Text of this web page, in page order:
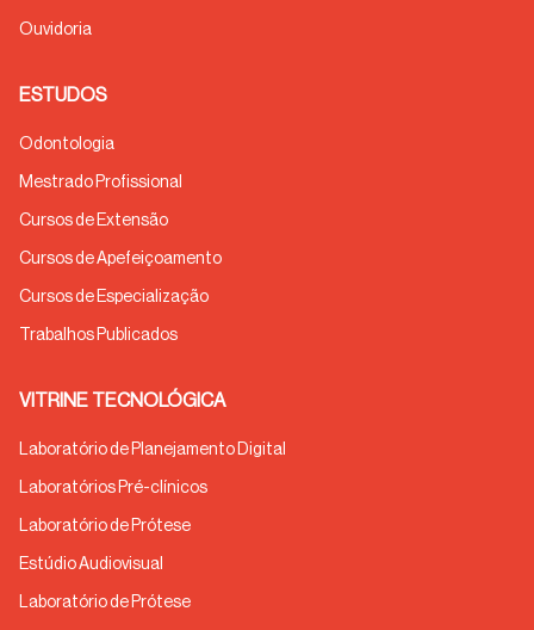
Ouvidoria
ESTUDOS
Odontologia
Mestrado Profissional
Cursos de Extensão
Cursos de Apefeiçoamento
Cursos de Especialização
Trabalhos Publicados
VITRINE TECNOLÓGICA
Laboratório de Planejamento Digital
Laboratórios Pré-clínicos
Laboratório de Prótese
Estúdio Audiovisual
Laboratório de Prótese